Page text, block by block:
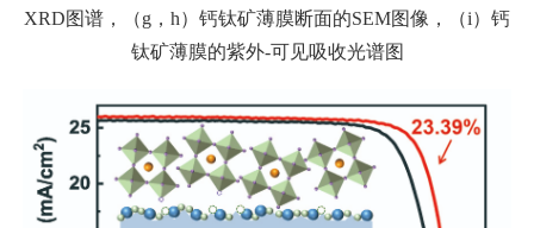
XRD图谱，（g，h）钙钛矿薄膜断面的SEM图像，（i）钙
钛矿薄膜的紫外-可见吸收光谱图